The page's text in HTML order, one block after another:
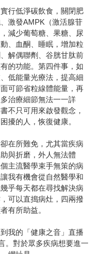
行低淨碳飲食，關閉肥
激發AMPK（激活腺苷
減少葡萄糖、果糖、尿
、血酮、睡眠，增加粒
解偶聯劑、谷胱甘肽前
的功能。第四件事，如
低能量光療法，提高細
可節省粒線體能量，再
治療細節無法一一詳
不只可用來啟發觀念，
擾的人，恢復健康。
在所難免，尤其當疾病
與折磨，外人無法體
主流醫學束手無策的病
我有機會從自然醫學和
乎每天都在尋找解決病
可以直搗病灶，四兩撥
有所助益。
我的「健康之音」直播
。對於眾多疾病想要進一